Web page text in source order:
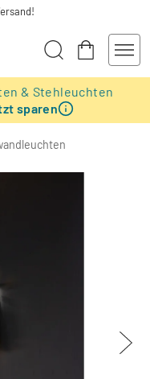
& Stehleuchten
sparen